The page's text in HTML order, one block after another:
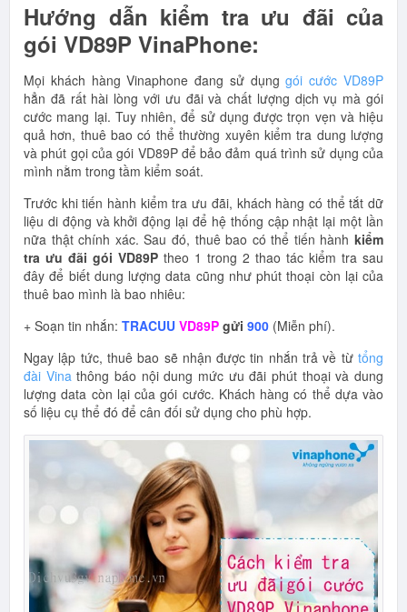
Hướng dẫn kiểm tra ưu đãi của
gói VD89P VinaPhone:
Mọi khách hàng Vinaphone đang sử dụnggói cước VD89P
hẳn đã rất hài lòng với ưu đãi và chất lượng dịch vụ mà gói
cước mang lại. Tuy nhiên, để sử dụng được trọn vẹn và hiệu
quả hơn, thuê bao có thể thường xuyên kiểm tra dung lượng
và phút gọi của gói VD89P để bảo đảm quá trình sử dụng của
mình nằm trong tầm kiểm soát.
Trước khi tiến hành kiểm tra ưu đãi, khách hàng có thể tắt dữ
liệu di động và khởi động lại để hệ thống cập nhật lại một lần
nữa thật chính xác. Sau đó, thuê bao có thể tiến hành kiểm
tra ưu đãi gói VD89P theo 1 trong 2 thao tác kiểm tra sau
đây để biết dung lượng data cũng như phút thoại còn lại của
thuê bao mình là bao nhiêu:
+ Soạn tin nhắn: TRACUU VD89P gửi 900 (Miễn phí).
Ngay lập tức, thuê bao sẽ nhận được tin nhắn trả về từ tổng
đài Vinathông báo nội dung mức ưu đãi phút thoại và dung
lượng data còn lại của gói cước. Khách hàng có thể dựa vào
số liệu cụ thể đó để cân đối sử dụng cho phù hợp.